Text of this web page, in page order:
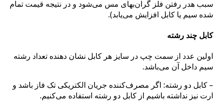
سبب هدر رفتن فلز گران‌بهای مس می‌شود و در نتیجه قیمت تمام
شده سیم یا کابل افزایش می‌یابد).
کابل چند رشته
اولین عدد از سمت چپ در سایز هر کابل نشان دهنده تعداد رشته
سیم داخل آن می‌باشد.
– کابل دو رشته: اگر مصرف‌کننده‌ جریان الکتریکی تک فاز باشد و
ارت نیز نداشته باشیم از کابل دو رشته استفاده می‌کنیم.